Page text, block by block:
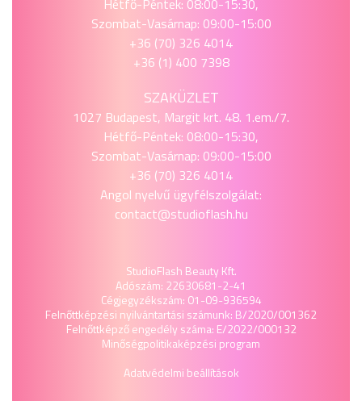
Hétfő-Péntek: 08:00-15:30,
Szombat-Vasárnap: 09:00-15:00
+36 (70) 326 4014
+36 (1) 400 7398
SZAKÜZLET
1027 Budapest, Margit krt. 48. 1.em./7.
Hétfő-Péntek: 08:00-15:30,
Szombat-Vasárnap: 09:00-15:00
+36 (70) 326 4014
Angol nyelvű ügyfélszolgálat:
contact@studioflash.hu
StudioFlash Beauty Kft.
Adószám: 22630681-2-41
Cégjegyzékszám: 01-09-936594
Felnőttképzési nyilvántartási számunk: B/2020/001362
Felnőttképző engedély száma: E/2022/000132
Minőségpolitikaképzési program
Adatvédelmi beállítások